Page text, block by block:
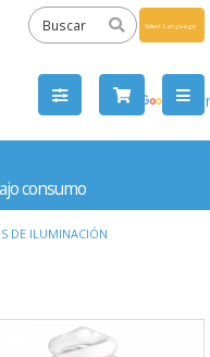
by
consumo
DE ILUMINACIÓN